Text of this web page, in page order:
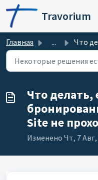
Переход к главному
Travorium
Главная ... Что делать, если мой
Что делать,
Site не
Изменено Чт, 7 Авг,